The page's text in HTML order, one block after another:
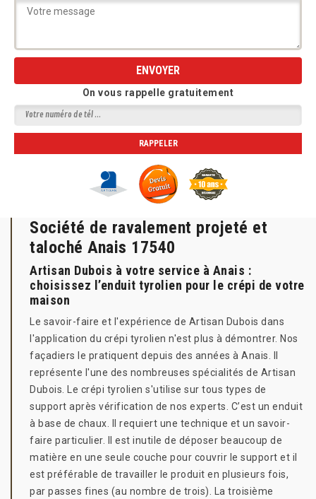
On vous rappelle gratuitement
Société de ravalement projeté et
taloché Anais 17540
Artisan Dubois à votre service à Anais :
choisissez l’enduit tyrolien pour le crépi de votre
maison
Le savoir-faire et l'expérience de Artisan Dubois dans
l'application du crépi tyrolien n'est plus à démontrer. Nos
façadiers le pratiquent depuis des années à Anais. Il
représente l'une des nombreuses spécialités de Artisan
Dubois. Le crépi tyrolien s'utilise sur tous types de
support après vérification de nos experts. C’est un enduit
à base de chaux. Il requiert une technique et un savoir-
faire particulier. Il est inutile de déposer beaucoup de
matière en une seule couche pour couvrir le support et il
est préférable de travailler le produit en plusieurs fois,
par passes fines (au nombre de trois). La troisième